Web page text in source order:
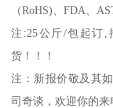
（RoHS) 、FDA
注 :25公斤/包起订
货！！！
注：新报价敬及其
司奇谈，欢迎你的来